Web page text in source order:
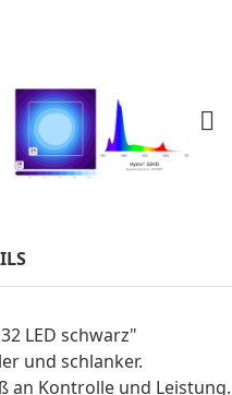

LED schwarz"
und schlanker.
an Kontrolle und Leistung.